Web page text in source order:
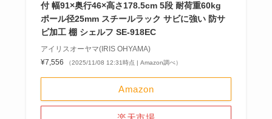
付 幅91×奥行46×高さ178.5cm 5段 耐荷重60kg
ポール径25mm スチールラック サビに強い 防サ
ビ加工 棚 シェルフ SE-918EC
アイリスオーヤマ(IRIS OHYAMA)
¥7,556
（2025/11/08 12:31時点 | Amazon調べ）
Amazon